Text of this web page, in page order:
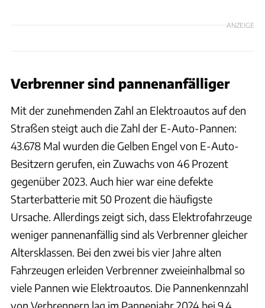
ANZEIGE
Verbrenner sind pannenanfälliger
Mit der zunehmenden Zahl an Elektroautos auf den
Straßen steigt auch die Zahl der E-Auto-Pannen:
43.678 Mal wurden die Gelben Engel von E-Auto-
Besitzern gerufen, ein Zuwachs von 46 Prozent
gegenüber 2023. Auch hier war eine defekte
Starterbatterie mit 50 Prozent die häufigste
Ursache. Allerdings zeigt sich, dass Elektrofahrzeuge
weniger pannenanfällig sind als Verbrenner gleicher
Altersklassen. Bei den zwei bis vier Jahre alten
Fahrzeugen erleiden Verbrenner zweieinhalbmal so
viele Pannen wie Elektroautos. Die Pannenkennzahl
von Verbrennern lag im Pannenjahr 2024 bei 9,4